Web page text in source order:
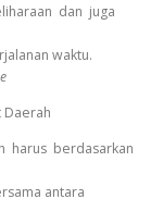
dan juga
waktu.
Daerah
harus berdasarkan
antara